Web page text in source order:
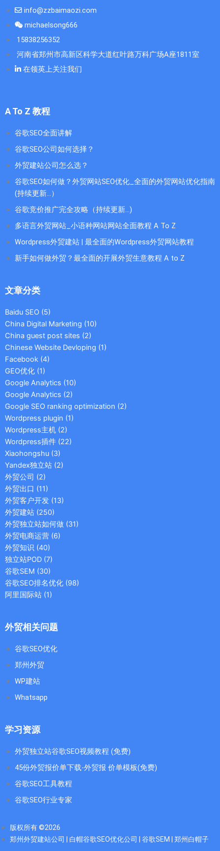
info@zzbaimaozi.com
michaelsong666
15838256352
河南省郑州市高新区科学大道红叶路万科广场A座1811室
在领英上关注我们
A To Z 教程
谷歌SEO全面讲解
谷歌SEO公司如何选择？
外贸建站公司怎么选？
谷歌SEO如何做？外贸网站SEO优化_全面的外贸网站优化指南
(持续更新...）
谷歌竞价推广完全攻略（持续更新…)
多语言外贸网站_小语种网站网站全面教程 A To Z
Wordpress外贸建站 | 最全面的Wordpress外贸网站教程
新手如何做外贸？最全面的开展外贸生意教程 A to Z
文章分类
Baidu SEO (5)
China Digital Marketing (10)
China guest post sites (2)
Chinese Website Devloping (1)
Facebook (4)
GEO优化 (1)
Google Analytics (10)
Google Analytics (2)
Google SEO ranking optimization (2)
Wordpress plugin (1)
Wordpress主机 (2)
Wordpress插件 (22)
Xiaohongshu (3)
Yandex独立站 (2)
外贸公司 (2)
外贸出口 (11)
外贸客户开发 (13)
外贸建站 (250)
外贸独立站如何做 (31)
外贸电商运营 (6)
外贸知识 (40)
独立站POD (7)
谷歌SEM (30)
谷歌SEO排名优化 (98)
阿里国际站 (1)
外贸相关问题
谷歌SEO优化
郑州外贸
WP建站
Whatsapp
学习资源
外贸独立站谷歌SEO视频教程 (免费)
45份外贸报价单下载-外贸报 价单模板(免费)
谷歌SEO工具教程
谷歌SEO行业专家
版权所有 ©2026
郑州外贸建站公司 | 白帽谷歌SEO优化公司 | 谷歌SEM | 郑州白帽子